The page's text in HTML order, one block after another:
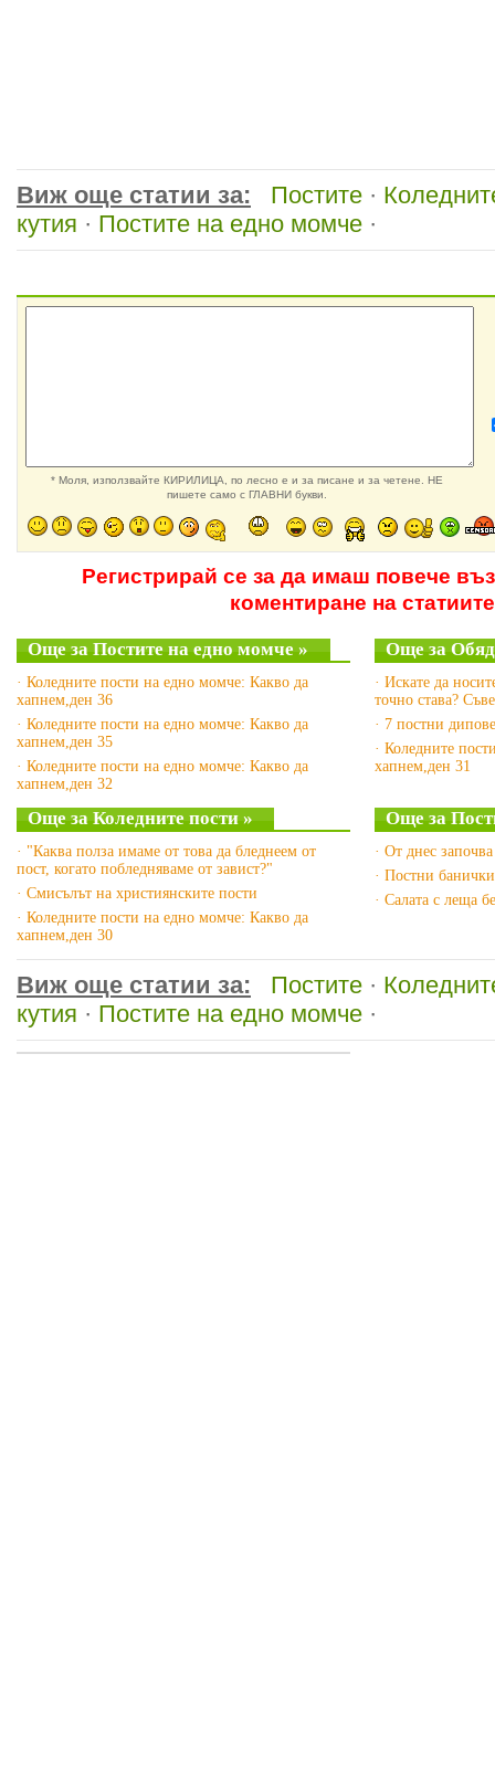
Виж още статии за: Постите ·
кутия · Постите на едно момче ·
* Моля, използвайте КИРИЛИЦА, по лесно е и за писане и за четене. НЕ
пишете само с ГЛАВНИ букви.
Регистрирай се за да имаш повече
коментиране на статиите
Още за Постите на едно момче »
· Коледните пости на едно момче: Какво да
хапнем,ден 36
· Коледните пости на едно момче: Какво да
хапнем,ден 35
· Коледните пости на едно момче: Какво да
хапнем,ден 32
Още за
· Искате да
точно става?
· 7 постни
· Коледните
хапнем,ден 31
Още за Коледните пости »
· "Каква полза имаме от това да бледнеем от
пост, когато побледняваме от завист?"
· Смисълът на християнските пости
· Коледните пости на едно момче: Какво да
хапнем,ден 30
Още за
· От днес
· Постни
· Салата с леща
Виж още статии за: Постите ·
кутия · Постите на едно момче ·